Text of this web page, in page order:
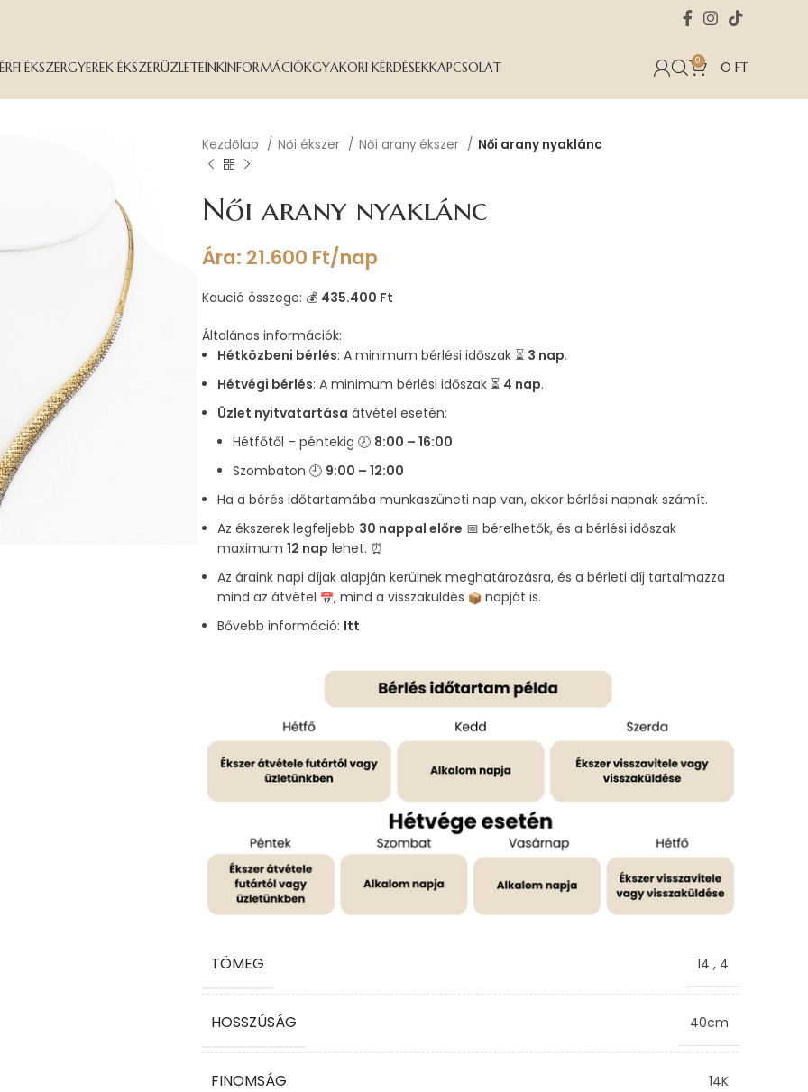
ÉKSZERGYEREK ÉKSZERÜZLETEINKINFORMÁCIÓKGYAKORI KÉRDÉSEKKAPCSOLAT 0 0 FT
Kezdőlap Női ékszer Női arany ékszer Női arany nyaklánc
Női arany nyaklánc
Ára: 21.600 Ft/nap
Kaució összege: 💰 435.400 Ft
Általános információk:
Hétközbeni bérlés: A minimum bérlési időszak ⏳ 3 nap.
Hétvégi bérlés: A minimum bérlési időszak ⏳ 4 nap.
Üzlet nyitvatartása átvétel esetén:
Hétfőtől – péntekig 🕗 8:00 – 16:00
Szombaton 🕘 9:00 – 12:00
Ha a bérés időtartamába munkaszüneti nap van, akkor bérlési napnak számít.
Az ékszerek legfeljebb 30 nappal előre 📅 bérelhetők, és a bérlési időszak
maximum 12 nap lehet. ⏰
Az áraink napi díjak alapján kerülnek meghatározásra, és a bérleti díj tartalmazza
mind az átvétel
, mind a visszaküldés
napját is.
Bővebb információ: Itt
TÖMEG 14 , 4
HOSSZÚSÁG 40cm
FINOMSÁG 14K